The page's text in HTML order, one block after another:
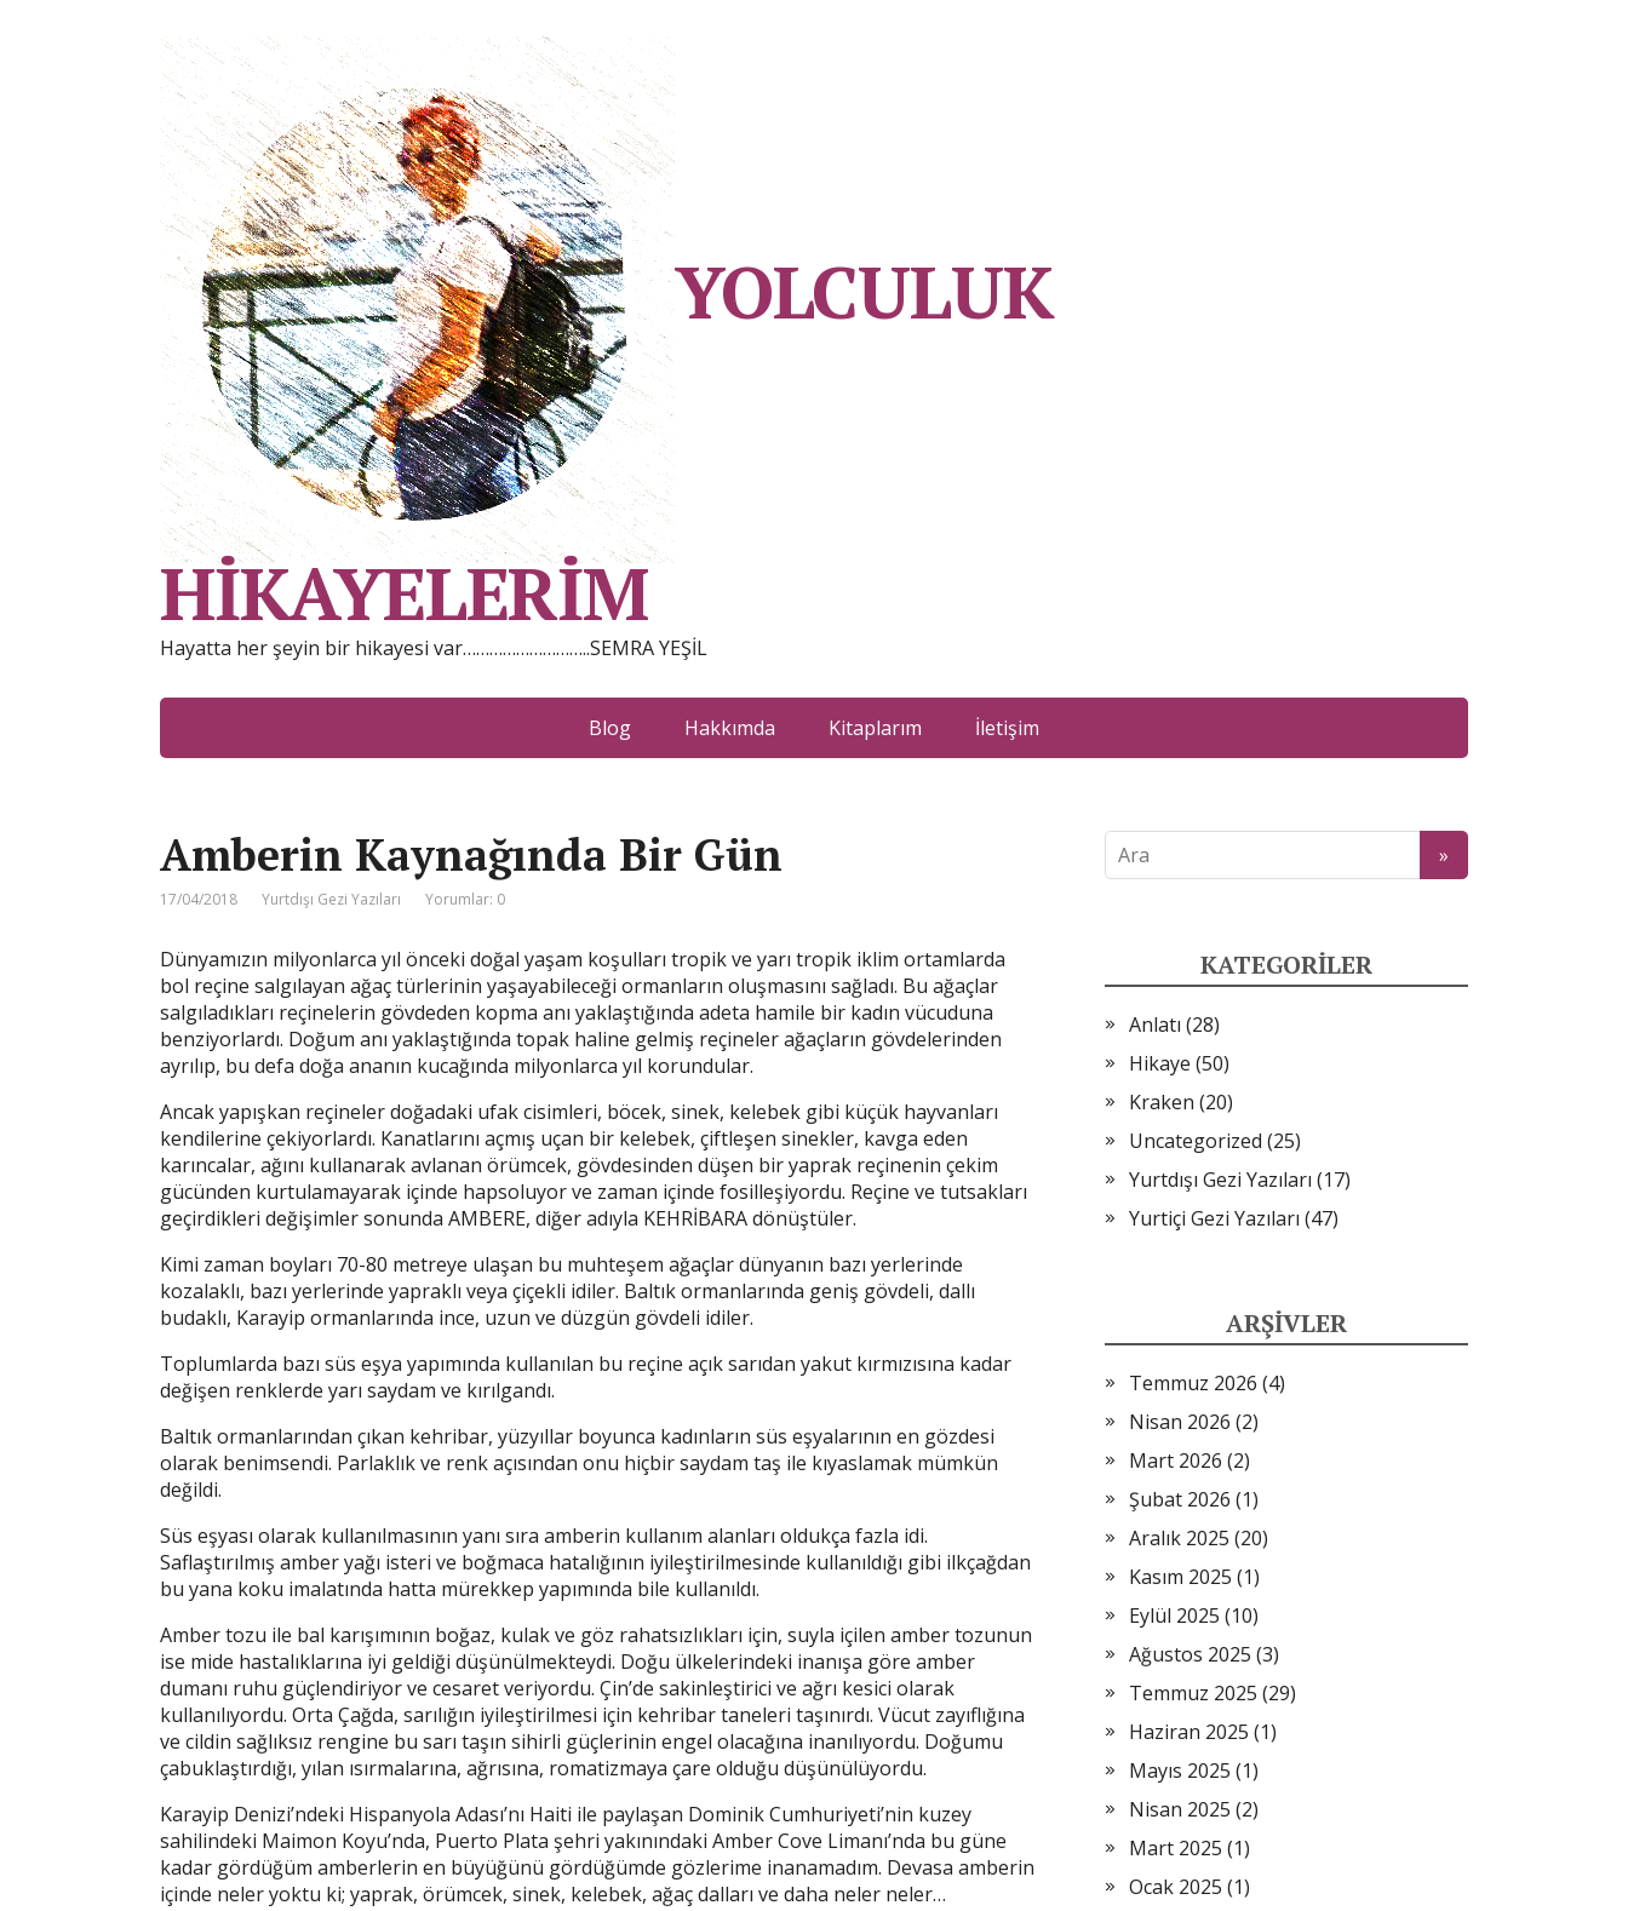
YOLCULUK
HİKAYELERİM
Hayatta her şeyin bir hikayesi var………………………..SEMRA YEŞİL
Blog Hakkımda Kitaplarım İletişim
Amberin Kaynağında Bir Gün
17/04/2018 Yurtdışı Gezi Yazıları Yorumlar: 0
Dünyamızın milyonlarca yıl önceki doğal yaşam koşulları tropik ve yarı tropik iklim ortamlarda
bol reçine salgılayan ağaç türlerinin yaşayabileceği ormanların oluşmasını sağladı. Bu ağaçlar
salgıladıkları reçinelerin gövdeden kopma anı yaklaştığında adeta hamile bir kadın vücuduna
benziyorlardı. Doğum anı yaklaştığında topak haline gelmiş reçineler ağaçların gövdelerinden
ayrılıp, bu defa doğa ananın kucağında milyonlarca yıl korundular.
Ancak yapışkan reçineler doğadaki ufak cisimleri, böcek, sinek, kelebek gibi küçük hayvanları
kendilerine çekiyorlardı. Kanatlarını açmış uçan bir kelebek, çiftleşen sinekler, kavga eden
karıncalar, ağını kullanarak avlanan örümcek, gövdesinden düşen bir yaprak reçinenin çekim
gücünden kurtulamayarak içinde hapsoluyor ve zaman içinde fosilleşiyordu. Reçine ve tutsakları
geçirdikleri değişimler sonunda AMBERE, diğer adıyla KEHRİBARA dönüştüler.
Kimi zaman boyları 70-80 metreye ulaşan bu muhteşem ağaçlar dünyanın bazı yerlerinde
kozalaklı, bazı yerlerinde yapraklı veya çiçekli idiler. Baltık ormanlarında geniş gövdeli, dallı
budaklı, Karayip ormanlarında ince, uzun ve düzgün gövdeli idiler.
Toplumlarda bazı süs eşya yapımında kullanılan bu reçine açık sarıdan yakut kırmızısına kadar
değişen renklerde yarı saydam ve kırılgandı.
Baltık ormanlarından çıkan kehribar, yüzyıllar boyunca kadınların süs eşyalarının en gözdesi
olarak benimsendi. Parlaklık ve renk açısından onu hiçbir saydam taş ile kıyaslamak mümkün
değildi.
Süs eşyası olarak kullanılmasının yanı sıra amberin kullanım alanları oldukça fazla idi.
Saflaştırılmış amber yağı isteri ve boğmaca hatalığının iyileştirilmesinde kullanıldığı gibi ilkçağdan
bu yana koku imalatında hatta mürekkep yapımında bile kullanıldı.
Amber tozu ile bal karışımının boğaz, kulak ve göz rahatsızlıkları için, suyla içilen amber tozunun
ise mide hastalıklarına iyi geldiği düşünülmekteydi. Doğu ülkelerindeki inanışa göre amber
dumanı ruhu güçlendiriyor ve cesaret veriyordu. Çin’de sakinleştirici ve ağrı kesici olarak
kullanılıyordu. Orta Çağda, sarılığın iyileştirilmesi için kehribar taneleri taşınırdı. Vücut zayıflığına
ve cildin sağlıksız rengine bu sarı taşın sihirli güçlerinin engel olacağına inanılıyordu. Doğumu
çabuklaştırdığı, yılan ısırmalarına, ağrısına, romatizmaya çare olduğu düşünülüyordu.
Karayip Denizi’ndeki Hispanyola Adası’nı Haiti ile paylaşan Dominik Cumhuriyeti’nin kuzey
sahilindeki Maimon Koyu’nda, Puerto Plata şehri yakınındaki Amber Cove Limanı’nda bu güne
kadar gördüğüm amberlerin en büyüğünü gördüğümde gözlerime inanamadım. Devasa amberin
içinde neler yoktu ki; yaprak, örümcek, sinek, kelebek, ağaç dalları ve daha neler neler…
KATEGORILER
Anlatı (28)
Hikaye (50)
Kraken (20)
Uncategorized (25)
Yurtdışı Gezi Yazıları (17)
Yurtiçi Gezi Yazıları (47)
ARŞIVLER
Temmuz 2026 (4)
Nisan 2026 (2)
Mart 2026 (2)
Şubat 2026 (1)
Aralık 2025 (20)
Kasım 2025 (1)
Eylül 2025 (10)
Ağustos 2025 (3)
Temmuz 2025 (29)
Haziran 2025 (1)
Mayıs 2025 (1)
Nisan 2025 (2)
Mart 2025 (1)
Ocak 2025 (1)